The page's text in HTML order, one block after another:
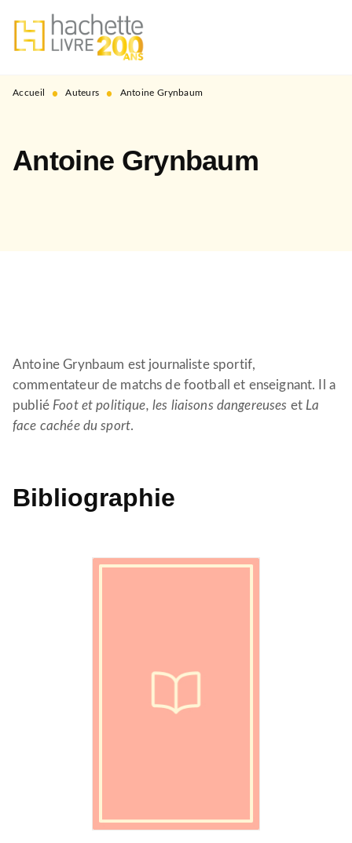
MENU RECHERCHE
PIED DE PAGE
Accueil • Auteurs • Antoine Grynbaum
Antoine Grynbaum
Antoine Grynbaum est journaliste sportif,
commentateur de matchs de football et enseignant. Il a
publié Foot et politique, les liaisons dangereuses et La
face cachée du sport.
Bibliographie